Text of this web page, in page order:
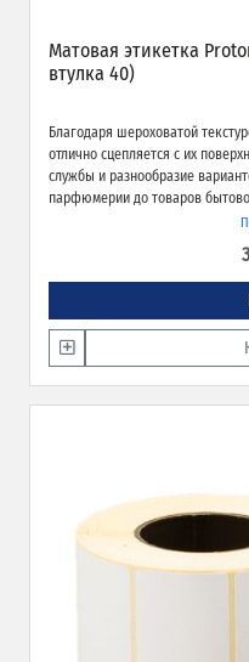
Матовая этикетка
втулка 40)
Благодаря шероховатой
отлично сцепляется с их
службы и разнообразие
парфюмерии до товаров
обеспечивает превосходное